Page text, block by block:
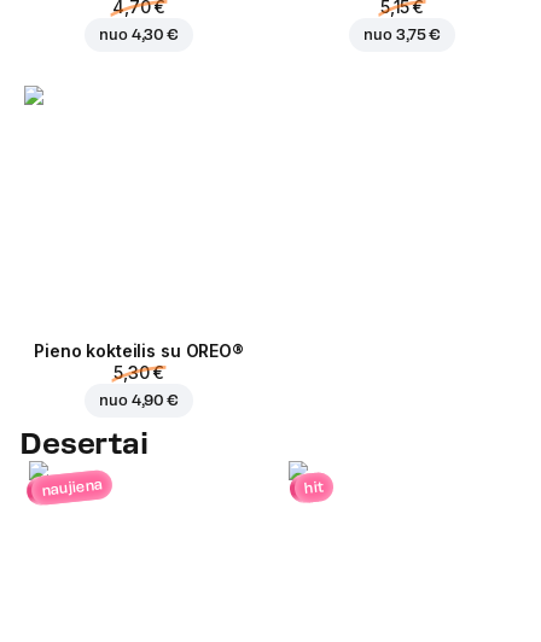
4,70 €
nuo 4,30 €
5,15 €
nuo 3,75 €
Pieno kokteilis su OREO®
5,30 €
nuo 4,90 €
Desertai
naujiena hit